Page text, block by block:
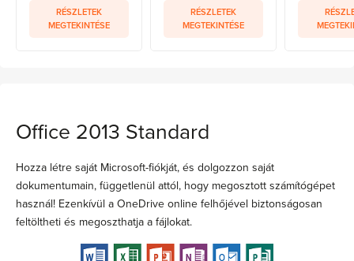
RÉSZLETEK
MEGTEKINTÉSE
RÉSZLETEK
MEGTEKINTÉSE
Office 2013 Standard
Hozza létre saját Microsoft-fiókját, és dolgozzon saját
dokumentumain, függetlenül attól, hogy megosztott számítógépet
használ! Ezenkívül a OneDrive online felhőjével biztonságosan
feltöltheti és megoszthatja a fájlokat.